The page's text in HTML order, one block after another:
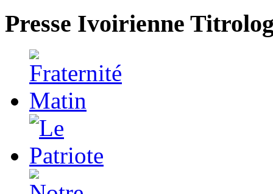
Presse Ivoirienne